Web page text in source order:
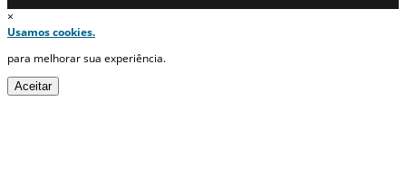
×
Usamos cookies.
para melhorar sua experiência.
Aceitar